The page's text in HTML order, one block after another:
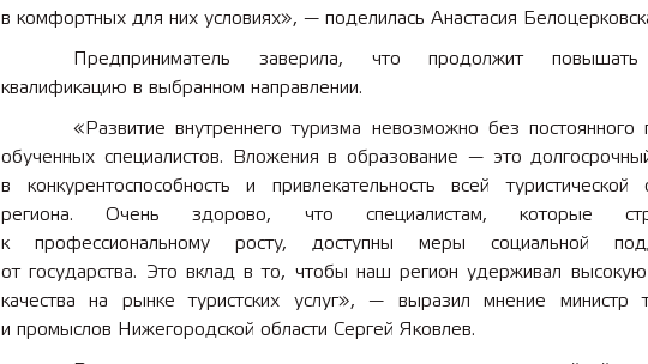
в комфортных для них условиях», — поделилась Анастасия
Предприниматель заверила, что продолжит
квалификацию в выбранном направлении.
«Развитие внутреннего туризма невозможно без постоянного
обученных специалистов. Вложения в образование — это
в конкурентоспособность и привлекательность всей туристической
региона. Очень здорово, что специалистам, которые
к профессиональному росту, доступны меры социальной
от государства. Это вклад в то, чтобы наш регион удерживал высокую
качества на рынке туристских услуг», — выразил мнение министр
и промыслов Нижегородской области Сергей Яковлев.